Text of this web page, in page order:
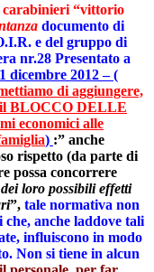
carabinieri “vittorio
documento di
e del gruppo di
nr.28 Presentato a
dicembre 2012 – (
di aggiungere,
il BLOCCO DELLE
economici alle
) :” anche
rispetto (da parte di
possa concorrere
loro possibili effetti
”, tale normativa non
anche laddove tali
influiscono in modo
Non si tiene in alcun